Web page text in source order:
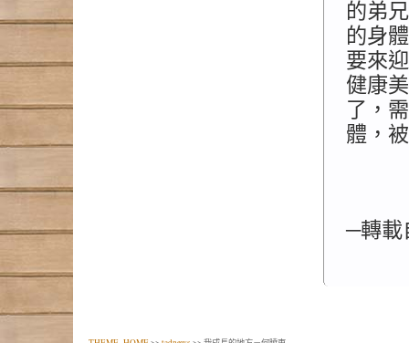
的弟
的身
要來
健康
了，
體，
─轉載